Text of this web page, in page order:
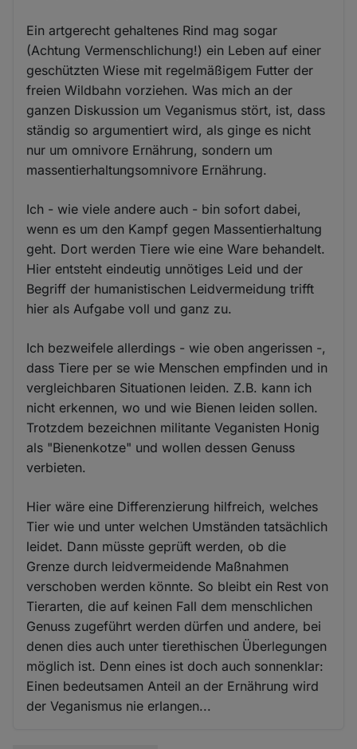
Ein artgerecht gehaltenes Rind mag sogar
(Achtung Vermenschlichung!) ein Leben auf einer
geschützten Wiese mit regelmäßigem Futter der
freien Wildbahn vorziehen. Was mich an der
ganzen Diskussion um Veganismus stört, ist, dass
ständig so argumentiert wird, als ginge es nicht
nur um omnivore Ernährung, sondern um
massentierhaltungsomnivore Ernährung.
Ich - wie viele andere auch - bin sofort dabei,
wenn es um den Kampf gegen Massentierhaltung
geht. Dort werden Tiere wie eine Ware behandelt.
Hier entsteht eindeutig unnötiges Leid und der
Begriff der humanistischen Leidvermeidung trifft
hier als Aufgabe voll und ganz zu.
Ich bezweifele allerdings - wie oben angerissen -,
dass Tiere per se wie Menschen empfinden und in
vergleichbaren Situationen leiden. Z.B. kann ich
nicht erkennen, wo und wie Bienen leiden sollen.
Trotzdem bezeichnen militante Veganisten Honig
als "Bienenkotze" und wollen dessen Genuss
verbieten.
Hier wäre eine Differenzierung hilfreich, welches
Tier wie und unter welchen Umständen tatsächlich
leidet. Dann müsste geprüft werden, ob die
Grenze durch leidvermeidende Maßnahmen
verschoben werden könnte. So bleibt ein Rest von
Tierarten, die auf keinen Fall dem menschlichen
Genuss zugeführt werden dürfen und andere, bei
denen dies auch unter tierethischen Überlegungen
möglich ist. Denn eines ist doch auch sonnenklar:
Einen bedeutsamen Anteil an der Ernährung wird
der Veganismus nie erlangen...